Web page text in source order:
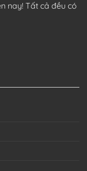
nay! Tất cả đều có